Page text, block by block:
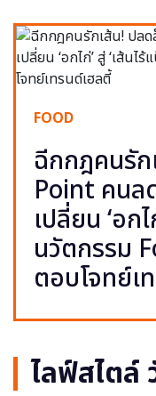
FOOD
ฉีกกฎคนรั
Point คนล
เปลี่ยน ‘อกไ
นวัตกรรม
ตอบโจทย์เ
ไลฟ์สไตล์